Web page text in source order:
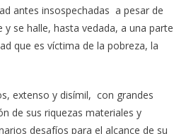
antes insospechadas a pesar de
y se halle, hasta vedada, a una parte
que es víctima de la pobreza, la
extenso y disímil, con grandes
de sus riquezas materiales y
desafíos para el alcance de su